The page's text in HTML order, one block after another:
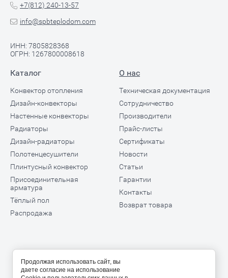
+7(812) 240-13-57
info@spbteplodom.com
ИНН: 7805828368
ОГРН: 1267800008618
Каталог
Конвектор отопления
Дизайн-конвекторы
Настенные конвекторы
Радиаторы
Дизайн-радиаторы
Полотенцесушители
Плинтусный конвектор
Присоединительная
арматура
Тёплый пол
Распродажа
О нас
Техническая документация
Сотрудничество
Производители
Прайс-листы
Сертификаты
Новости
Статьи
Гарантии
Контакты
Возврат товара
Продолжая использовать сайт, вы
даете согласие на использование